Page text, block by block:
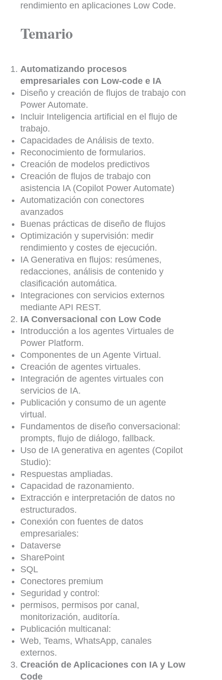
rendimiento en aplicaciones Low Code.
Temario
Automatizando procesos
empresariales con Low-code e IA
Diseño y creación de flujos de trabajo con
Power Automate.
Incluir Inteligencia artificial en el flujo de
trabajo.
Capacidades de Análisis de texto.
Reconocimiento de formularios.
Creación de modelos predictivos
Creación de flujos de trabajo con
asistencia IA (Copilot Power Automate)
Automatización con conectores
avanzados
Buenas prácticas de diseño de flujos
Optimización y supervisión: medir
rendimiento y costes de ejecución.
IA Generativa en flujos: resúmenes,
redacciones, análisis de contenido y
clasificación automática.
Integraciones con servicios externos
mediante API REST.
IA Conversacional con Low Code
Introducción a los agentes Virtuales de
Power Platform.
Componentes de un Agente Virtual.
Creación de agentes virtuales.
Integración de agentes virtuales con
servicios de IA.
Publicación y consumo de un agente
virtual.
Fundamentos de diseño conversacional:
prompts, flujo de diálogo, fallback.
Uso de IA generativa en agentes (Copilot
Studio):
Respuestas ampliadas.
Capacidad de razonamiento.
Extracción e interpretación de datos no
estructurados.
Conexión con fuentes de datos
empresariales:
Dataverse
SharePoint
SQL
Conectores premium
Seguridad y control:
permisos, permisos por canal,
monitorización, auditoría.
Publicación multicanal:
Web, Teams, WhatsApp, canales
externos.
Creación de Aplicaciones con IA y Low
Code